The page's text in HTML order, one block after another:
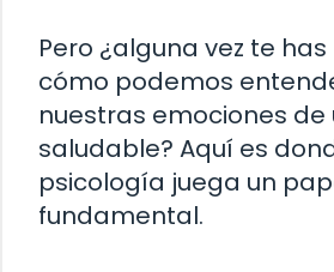
Pero ¿alguna vez te
cómo podemos
nuestras emociones
saludable? Aquí es
psicología juega un
fundamental.